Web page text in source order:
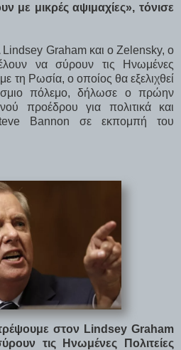
με μικρές αψιμαχίες», τόνισε
Graham και ο Zelensky, ο
να σύρουν τις Ηνωμένες
τη Ρωσία, ο οποίος θα εξελιχθεί
πόλεμο, δήλωσε ο πρώην
προέδρου για πολιτικά και
Bannon σε εκπομπή του
στον Lindsey Graham
τις Ηνωμένες Πολιτείες